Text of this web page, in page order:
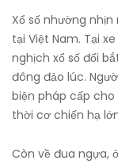
Xổ số nhường
tại Việt Nam. Tại
nghịch xổ số đổi
đông đảo lúc.
biện pháp cấp
thời cơ chiến hạ
Còn về đua ngựa,